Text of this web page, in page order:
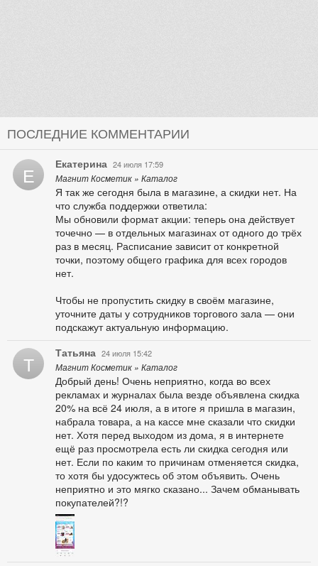
ПОСЛЕДНИЕ КОММЕНТАРИИ
Е Екатерина 24 июля 17:59
Магнит Косметик » Каталог
Я так же сегодня была в магазине, а скидки нет. На
что служба поддержки ответила:
Мы обновили формат акции: теперь она действует
точечно — в отдельных магазинах от одного до трёх
раз в месяц. Расписание зависит от конкретной
точки, поэтому общего графика для всех городов
нет.
Чтобы не пропустить скидку в своём магазине,
уточните даты у сотрудников торгового зала — они
подскажут актуальную информацию.
Т Татьяна 24 июля 15:42
Магнит Косметик » Каталог
Добрый день! Очень неприятно, когда во всех
рекламах и журналах была везде объявлена скидка
20% на всё 24 июля, а в итоге я пришла в магазин,
набрала товара, а на кассе мне сказали что скидки
нет. Хотя перед выходом из дома, я в интернете
ещё раз просмотрела есть ли скидка сегодня или
нет. Если по каким то причинам отменяется скидка,
то хотя бы удосужтесь об этом объявить. Очень
неприятно и это мягко сказано... Зачем обманывать
покупателей?!?